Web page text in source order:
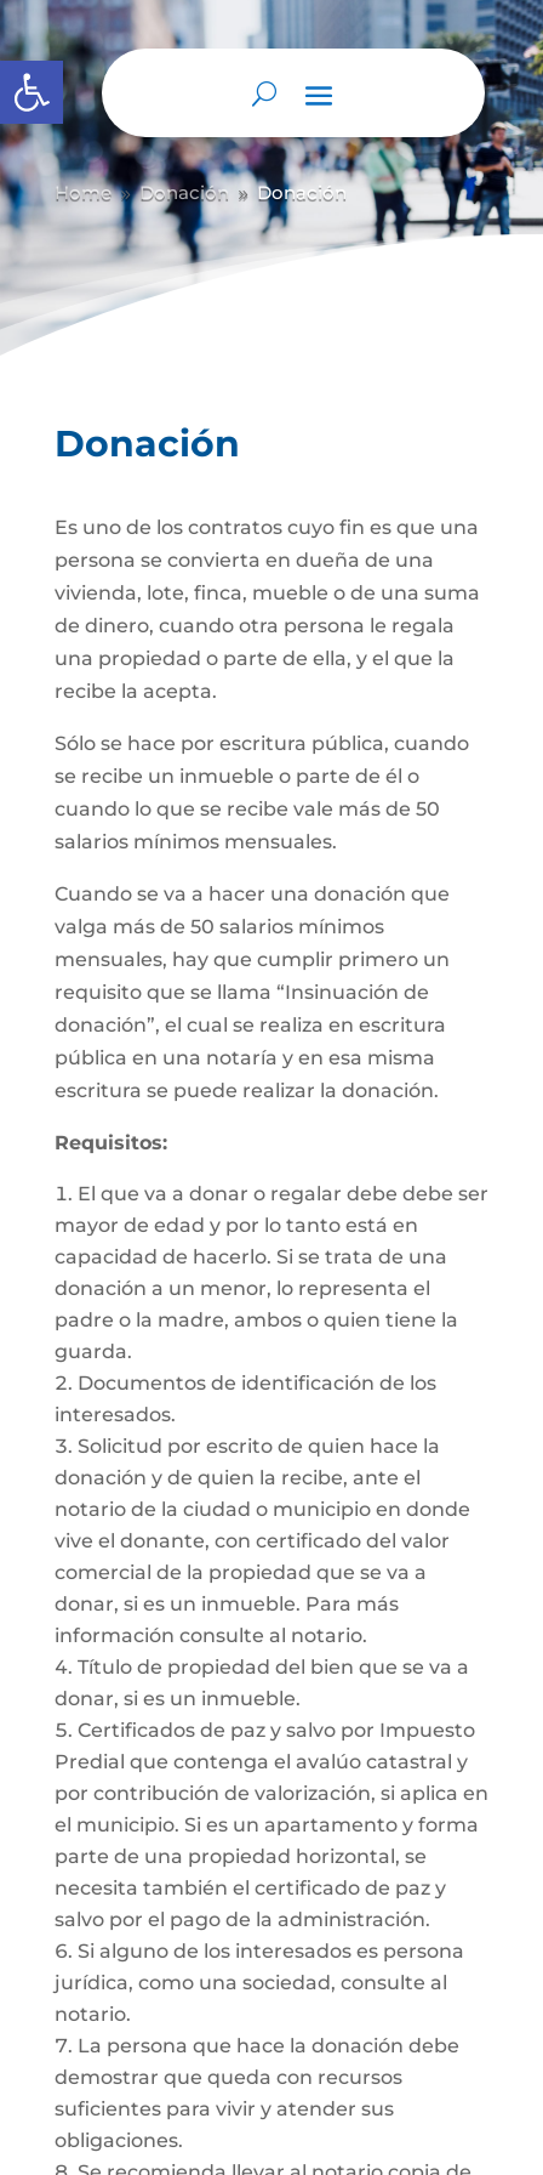
Abrir barra de herramientas
Home 9 Donación 9 Donación
Donación
Es uno de los contratos cuyo fin es que una
persona se convierta en dueña de una
vivienda, lote, finca, mueble o de una suma
de dinero, cuando otra persona le regala
una propiedad o parte de ella, y el que la
recibe la acepta.
Sólo se hace por escritura pública, cuando
se recibe un inmueble o parte de él o
cuando lo que se recibe vale más de 50
salarios mínimos mensuales.
Cuando se va a hacer una donación que
valga más de 50 salarios mínimos
mensuales, hay que cumplir primero un
requisito que se llama “Insinuación de
donación”, el cual se realiza en escritura
pública en una notaría y en esa misma
escritura se puede realizar la donación.
Requisitos:
El que va a donar o regalar debe debe ser
mayor de edad y por lo tanto está en
capacidad de hacerlo. Si se trata de una
donación a un menor, lo representa el
padre o la madre, ambos o quien tiene la
guarda.
Documentos de identificación de los
interesados.
Solicitud por escrito de quien hace la
donación y de quien la recibe, ante el
notario de la ciudad o municipio en donde
vive el donante, con certificado del valor
comercial de la propiedad que se va a
donar, si es un inmueble. Para más
información consulte al notario.
Título de propiedad del bien que se va a
donar, si es un inmueble.
Certificados de paz y salvo por Impuesto
Predial que contenga el avalúo catastral y
por contribución de valorización, si aplica en
el municipio. Si es un apartamento y forma
parte de una propiedad horizontal, se
necesita también el certificado de paz y
salvo por el pago de la administración.
Si alguno de los interesados es persona
jurídica, como una sociedad, consulte al
notario.
La persona que hace la donación debe
demostrar que queda con recursos
suficientes para vivir y atender sus
obligaciones.